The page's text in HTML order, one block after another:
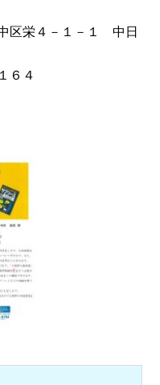
区栄４－１－１ 中日
６４